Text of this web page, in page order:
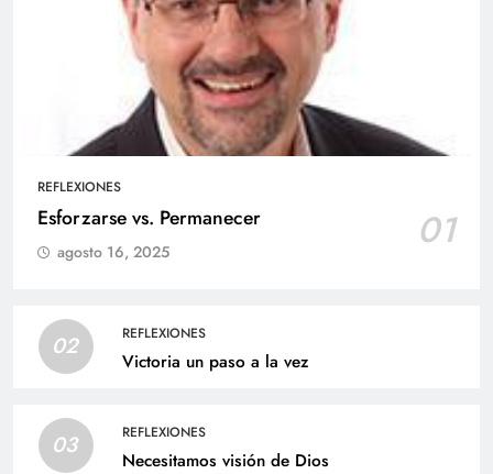
REFLEXIONES
Esforzarse vs. Permanecer 01
agosto 16, 2025
02 REFLEXIONES
Victoria un paso a la vez
03 REFLEXIONES
Necesitamos visión de Dios